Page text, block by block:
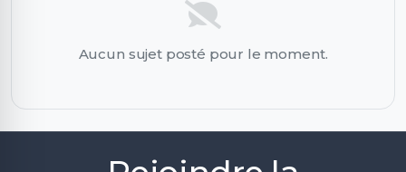
Aucun sujet posté pour le moment.